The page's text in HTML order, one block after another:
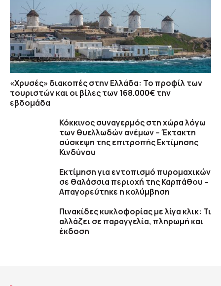
«Χρυσές» διακοπές στην Ελλάδα: Το προφίλ των
τουριστών και οι βίλες των 168.000€ την
εβδομάδα
Κόκκινος συναγερμός στη χώρα λόγω
των θυελλωδών ανέμων – Έκτακτη
σύσκεψη της επιτροπής Εκτίμησης
Κινδύνου
Εκτίμηση για εντοπισμό πυρομαχικών
σε θαλάσσια περιοχή της Καρπάθου –
Απαγορεύτηκε η κολύμβηση
Πινακίδες κυκλοφορίας με λίγα κλικ: Τι
αλλάζει σε παραγγελία, πληρωμή και
έκδοση